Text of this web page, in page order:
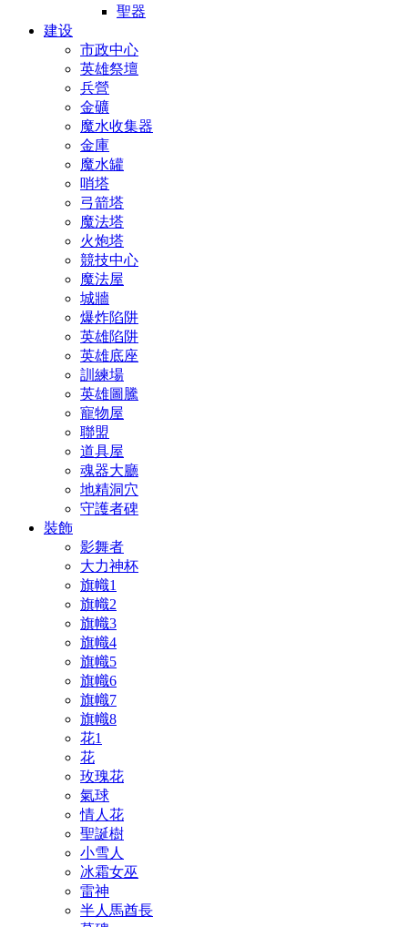
聖器
建设
市政中心
英雄祭壇
兵營
金礦
魔水收集器
金庫
魔水罐
哨塔
弓箭塔
魔法塔
火炮塔
競技中心
魔法屋
城牆
爆炸陷阱
英雄陷阱
英雄底座
訓練場
英雄圖騰
寵物屋
聯盟
道具屋
魂器大廳
地精洞穴
守護者碑
裝飾
影舞者
大力神杯
旗幟1
旗幟2
旗幟3
旗幟4
旗幟5
旗幟6
旗幟7
旗幟8
花1
花
玫瑰花
氣球
情人花
聖誕樹
小雪人
冰霜女巫
雷神
半人馬酋長